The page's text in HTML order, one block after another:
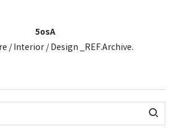
5osA
/ Interior / Design _REF.Archive.